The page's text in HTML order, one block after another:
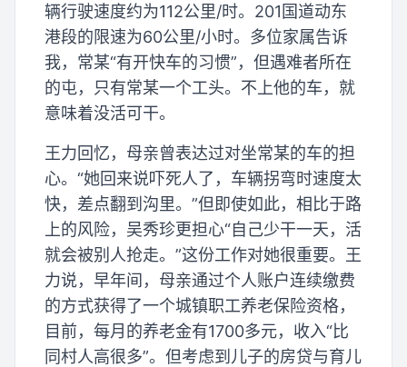
辆行驶速度约为112公里/时。201国道动东
港段的限速为60公里/小时。多位家属告诉
我，常某“有开快车的习惯”，但遇难者所在
的屯，只有常某一个工头。不上他的车，就
意味着没活可干。
王力回忆，母亲曾表达过对坐常某的车的担
心。“她回来说吓死人了，车辆拐弯时速度太
快，差点翻到沟里。”但即使如此，相比于路
上的风险，吴秀珍更担心“自己少干一天，活
就会被别人抢走。”这份工作对她很重要。王
力说，早年间，母亲通过个人账户连续缴费
的方式获得了一个城镇职工养老保险资格，
目前，每月的养老金有1700多元，收入“比
同村人高很多”。但考虑到儿子的房贷与育儿